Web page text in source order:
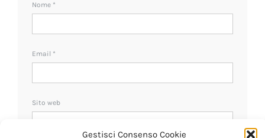
Gestisci Consenso Cookie
Nome *
Email *
Sito web